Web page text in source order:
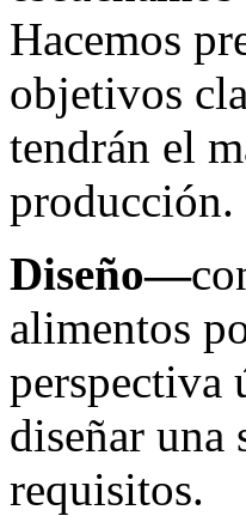
Hacemos
objetivos
tendrán el
producción.
Diseño—
alimentos
perspectiva
diseñar una
requisitos.